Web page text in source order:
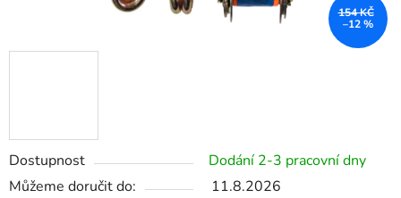
Dostupnost
Dodání 2-3 pracovní dny
Můžeme doručit do:
11.8.2026
154 KČ
–12 %